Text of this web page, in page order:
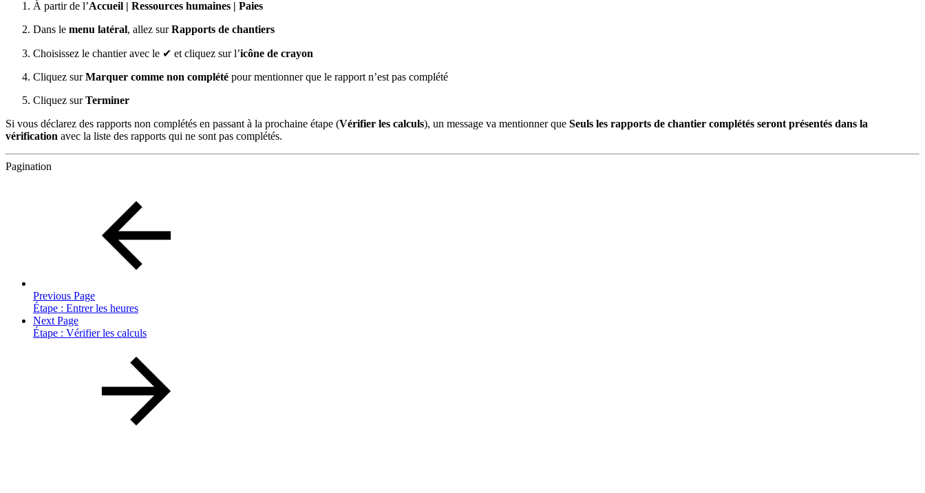
À partir de l’Accueil | Ressources humaines | Paies
Dans le menu latéral, allez surRapports de chantiers
Choisissez le chantier avec le ✔ et cliquez sur l’icône de crayon
Cliquez surMarquer comme non complété pour mentionner que le rapport n’est pas complété
Cliquez surTerminer
Si vous déclarez des rapports non complétés en passant à la prochaine étape (Vérifier les calculs), un message va mentionner que Seuls les rapports de chantier complétés seront présentés dans la
vérification avec la liste des rapports qui ne sont pas complétés.
Pagination
Previous Page
Étape : Entrer les heures
Next Page
Étape : Vérifier les calculs